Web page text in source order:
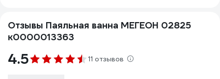
Отзывы Паяльная ванна МЕГЕОН 02825
к0000013363
4.5 11 отзывов